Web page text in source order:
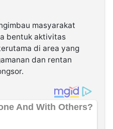
masyarakat
bentuk aktivitas
di area yang
dan rentan